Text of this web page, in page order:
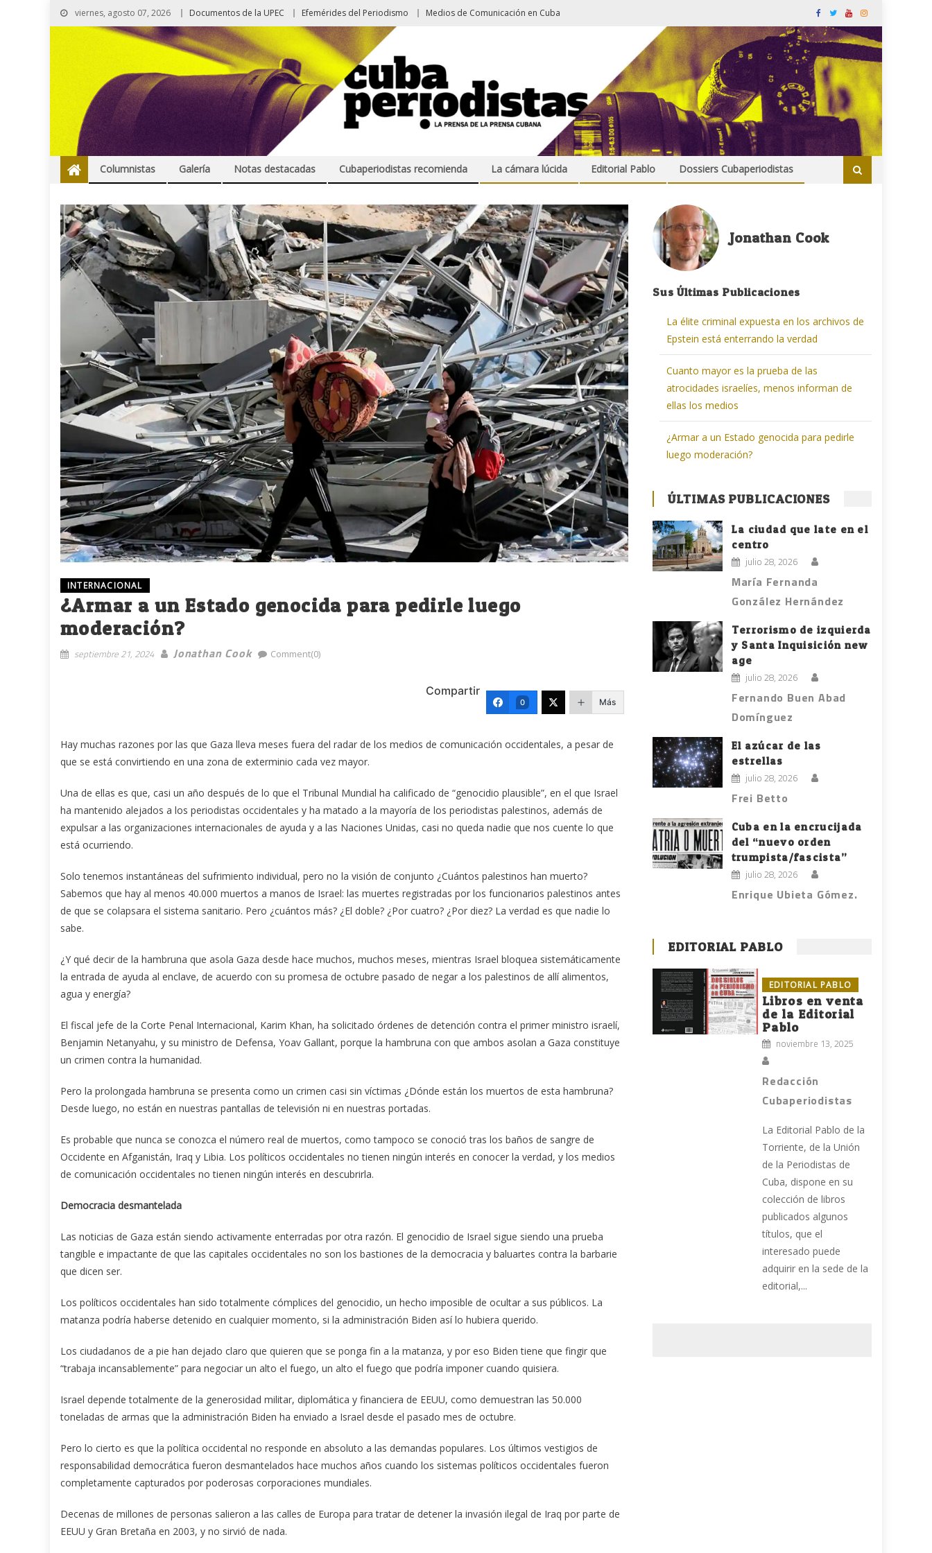
viernes, agosto 07, 2026 Documentos de la UPEC Efemérides del Periodismo Medios de Comunicación en Cuba
Columnistas Galería Notas destacadas Cubaperiodistas recomienda La cámara lúcida Editorial Pablo Dossiers Cubaperiodistas
INTERNACIONAL
¿Armar a un Estado genocida para pedirle luego
moderación?
septiembre 21, 2024 Jonathan Cook Comment(0)
Compartir
0 Más
Hay muchas razones por las que Gaza lleva meses fuera del radar de los medios de comunicación occidentales, a pesar de
que se está convirtiendo en una zona de exterminio cada vez mayor.
Una de ellas es que, casi un año después de lo que el Tribunal Mundial ha calificado de “genocidio plausible”, en el que Israel
ha mantenido alejados a los periodistas occidentales y ha matado a la mayoría de los periodistas palestinos, además de
expulsar a las organizaciones internacionales de ayuda y a las Naciones Unidas, casi no queda nadie que nos cuente lo que
está ocurriendo.
Solo tenemos instantáneas del sufrimiento individual, pero no la visión de conjunto ¿Cuántos palestinos han muerto?
Sabemos que hay al menos 40.000 muertos a manos de Israel: las muertes registradas por los funcionarios palestinos antes
de que se colapsara el sistema sanitario. Pero ¿cuántos más? ¿El doble? ¿Por cuatro? ¿Por diez? La verdad es que nadie lo
sabe.
¿Y qué decir de la hambruna que asola Gaza desde hace muchos, muchos meses, mientras Israel bloquea sistemáticamente
la entrada de ayuda al enclave, de acuerdo con su promesa de octubre pasado de negar a los palestinos de allí alimentos,
agua y energía?
El fiscal jefe de la Corte Penal Internacional, Karim Khan, ha solicitado órdenes de detención contra el primer ministro israelí,
Benjamin Netanyahu, y su ministro de Defensa, Yoav Gallant, porque la hambruna con que ambos asolan a Gaza constituye
un crimen contra la humanidad.
Pero la prolongada hambruna se presenta como un crimen casi sin víctimas ¿Dónde están los muertos de esta hambruna?
Desde luego, no están en nuestras pantallas de televisión ni en nuestras portadas.
Es probable que nunca se conozca el número real de muertos, como tampoco se conoció tras los baños de sangre de
Occidente en Afganistán, Iraq y Libia. Los políticos occidentales no tienen ningún interés en conocer la verdad, y los medios
de comunicación occidentales no tienen ningún interés en descubrirla.
Democracia desmantelada
Las noticias de Gaza están siendo activamente enterradas por otra razón. El genocidio de Israel sigue siendo una prueba
tangible e impactante de que las capitales occidentales no son los bastiones de la democracia y baluartes contra la barbarie
que dicen ser.
Los políticos occidentales han sido totalmente cómplices del genocidio, un hecho imposible de ocultar a sus públicos. La
matanza podría haberse detenido en cualquier momento, si la administración Biden así lo hubiera querido.
Los ciudadanos de a pie han dejado claro que quieren que se ponga fin a la matanza, y por eso Biden tiene que fingir que
“trabaja incansablemente” para negociar un alto el fuego, un alto el fuego que podría imponer cuando quisiera.
Israel depende totalmente de la generosidad militar, diplomática y financiera de EEUU, como demuestran las 50.000
toneladas de armas que la administración Biden ha enviado a Israel desde el pasado mes de octubre.
Pero lo cierto es que la política occidental no responde en absoluto a las demandas populares. Los últimos vestigios de
responsabilidad democrática fueron desmantelados hace muchos años cuando los sistemas políticos occidentales fueron
completamente capturados por poderosas corporaciones mundiales.
Decenas de millones de personas salieron a las calles de Europa para tratar de detener la invasión ilegal de Iraq por parte de
EEUU y Gran Bretaña en 2003, y no sirvió de nada.
Jonathan Cook
Sus Últimas Publicaciones
La élite criminal expuesta en los archivos de
Epstein está enterrando la verdad
Cuanto mayor es la prueba de las
atrocidades israelíes, menos informan de
ellas los medios
¿Armar a un Estado genocida para pedirle
luego moderación?
ÚLTIMAS PUBLICACIONES
La ciudad que late en el
centro
julio 28, 2026
María Fernanda
González Hernández
Terrorismo de izquierda
y Santa Inquisición new
age
julio 28, 2026
Fernando Buen Abad
Domínguez
El azúcar de las
estrellas
julio 28, 2026
Frei Betto
Cuba en la encrucijada
del “nuevo orden
trumpista/fascista”
julio 28, 2026
Enrique Ubieta Gómez.
EDITORIAL PABLO
EDITORIAL PABLO
Libros en venta
de la Editorial
Pablo
noviembre 13, 2025
Redacción
Cubaperiodistas
La Editorial Pablo de la
Torriente, de la Unión
de la Periodistas de
Cuba, dispone en su
colección de libros
publicados algunos
títulos, que el
interesado puede
adquirir en la sede de la
editorial,...